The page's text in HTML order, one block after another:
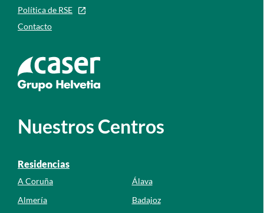
Política de RSE
Contacto
Ir a la web de caser
Nuestros Centros
Residencias
A Coruña
Álava
Almería
Badajoz